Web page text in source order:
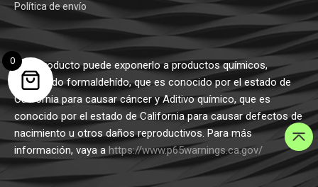
Política de envío
Este producto puede exponerlo a productos químicos,
incluyendo formaldehído, que es conocido por el estado de
California para causar cáncer y Aditivo químico, que es
conocido por el estado de California para causar defectos de
nacimiento u otros daños reproductivos. Para más
información, vaya a https://www.p65warnings.ca.gov/
0